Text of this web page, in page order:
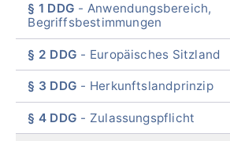
§ 1 DDG
Anwendungsbereich,
Begriffsbestimmungen
§ 2 DDG Europäisches Sitzland
§ 3 DDG Herkunftslandprinzip
§ 4 DDG Zulassungspflicht